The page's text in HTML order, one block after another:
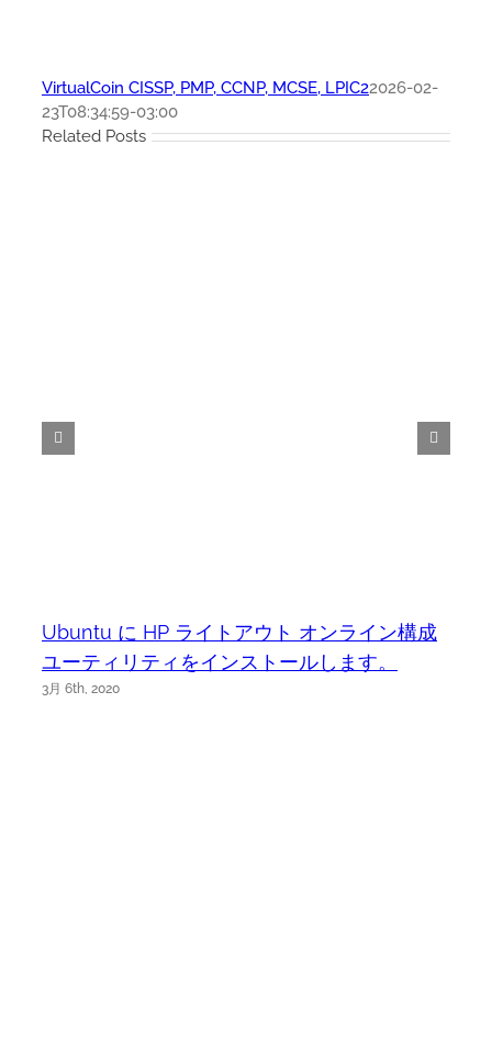
VirtualCoin CISSP, PMP, CCNP, MCSE, LPIC22026-02-
23T08:34:59-03:00
Related Posts
Ubuntu に HP ライトアウト オンライン構成
ユーティリティをインストールします。
3月 6th, 2020